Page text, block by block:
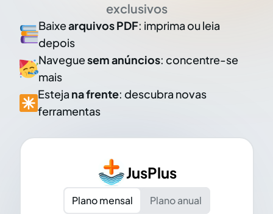
exclusivos
Baixearquivos PDF: imprima ou leia
depois
Naveguesem anúncios: concentre-se
mais
Esteja na frente: descubra novas
ferramentas
JusPlus
Plano mensal
Plano anual